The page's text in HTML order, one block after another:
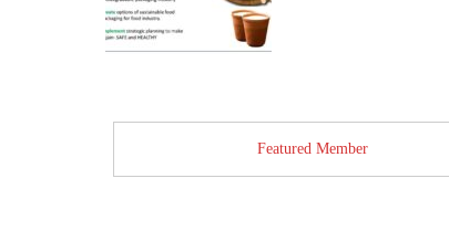
Featured Member